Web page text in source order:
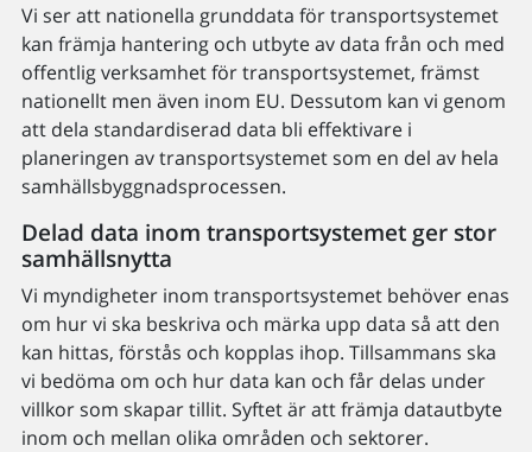
Vi ser att nationella grunddata för transportsystemet
kan främja hantering och utbyte av data från och med
offentlig verksamhet för transportsystemet, främst
nationellt men även inom EU. Dessutom kan vi genom
att dela standardiserad data bli effektivare i
planeringen av transportsystemet som en del av hela
samhällsbyggnadsprocessen.
Delad data inom transportsystemet ger stor
samhällsnytta
Vi myndigheter inom transportsystemet behöver enas
om hur vi ska beskriva och märka upp data så att den
kan hittas, förstås och kopplas ihop. Tillsammans ska
vi bedöma om och hur data kan och får delas under
villkor som skapar tillit. Syftet är att främja datautbyte
inom och mellan olika områden och sektorer.